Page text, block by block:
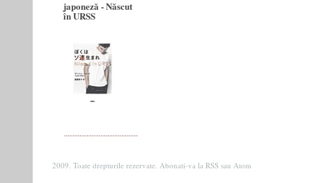
japoneză - Născut
în URSS
2009. Toate drepturile rezervate. Abonati-va la RSS sau Atom